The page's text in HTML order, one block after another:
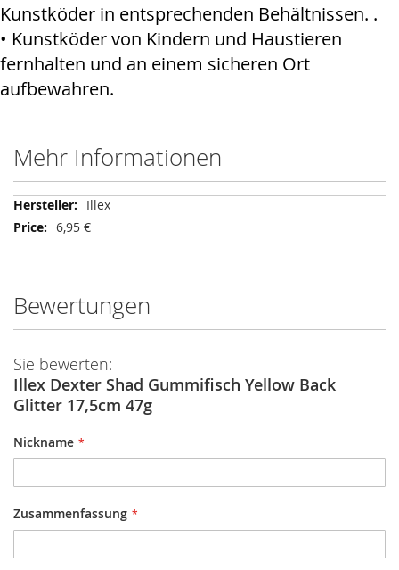
Kunstköder in entsprechenden Behältnissen. .
• Kunstköder von Kindern und Haustieren
fernhalten und an einem sicheren Ort
aufbewahren.
Mehr Informationen
Mehr
Informationen
Illex
6,95 €
Bewertungen
Sie bewerten:
Illex Dexter Shad Gummifisch Yellow Back
Glitter 17,5cm 47g
Nickname
Zusammenfassung